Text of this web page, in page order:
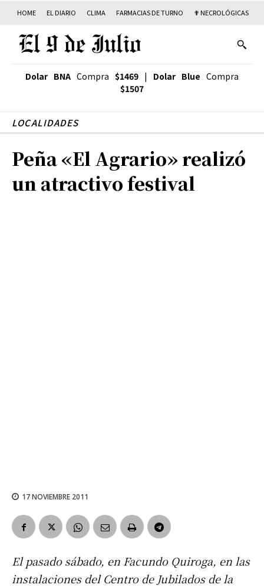
HOME EL DIARIO CLIMA FARMACIAS DE TURNO ✟ NECROLÓGICAS
Dolar BNA Compra $1469 | Dolar Blue Compra
$1507
LOCALIDADES
Peña «El Agrario» realizó
un atractivo festival
17 NOVIEMBRE 2011
El pasado sábado, en Facundo Quiroga, en las
instalaciones del Centro de Jubilados de la